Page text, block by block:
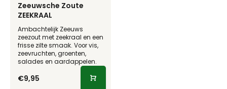
Zeeuwsche Zoute
ZEEKRAAL
Ambachtelijk Zeeuws
zeezout met zeekraal en een
frisse zilte smaak. Voor vis,
zeevruchten, groenten,
salades en aardappelen.
€9,95